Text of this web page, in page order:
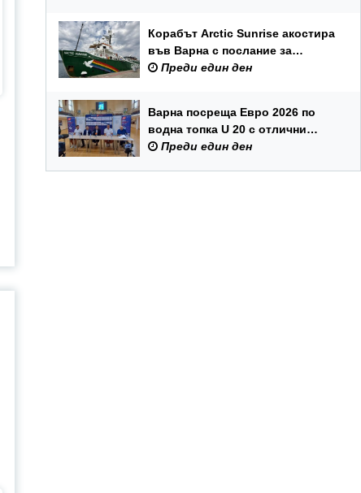
Корабът Arctic Sunrise акостира
във Варна с послание за
опазването на Черно море
Преди един ден
Варна посреща Евро 2026 по
водна топка U 20 с отлични
условия на състезателните
Преди един ден